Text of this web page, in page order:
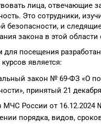
лица, отвечающие
Это сотрудники,
безопасности, и
закона в этой
для посещения
является:
закон № 69-ФЗ «О
принятый 21
МЧС России от 16.12.2024
порядка, видов,